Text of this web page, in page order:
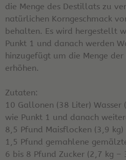
die Menge des Destillats zu
natürlichen Korngeschmack
behalten. Es wird hergestellt
Punkt 1 und danach werden
hinzugefügt um die Menge
erhöhen.
Zutaten:
10 Gallonen (38 Liter)
wie Punkt 1 und danach
8,5 Pfund Maisflocken (3,9 kg)
1,5 Pfund gemahlene
6 bis 8 Pfund Zucker (2,7 kg –